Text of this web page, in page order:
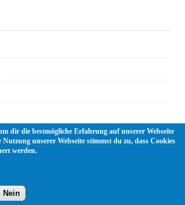
- Idole
dir die bestmögliche Erfahrung auf unserer Webseite
unserer Webseite stimmst du zu, dass Cookies
werden.
Nein